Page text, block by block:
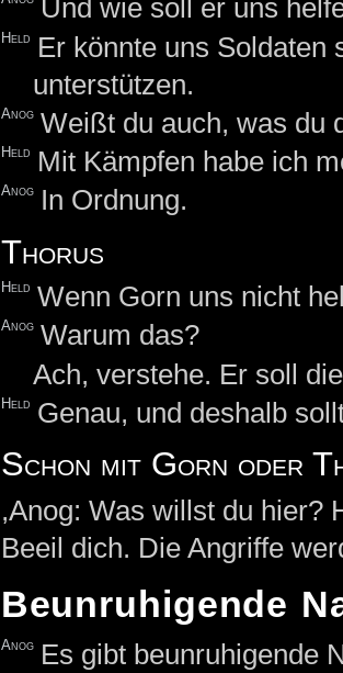
Und wie soll er uns
Held
Er könnte uns Soldaten
unterstützen.
Anog Weißt du auch, was du
Held Mit Kämpfen habe ich
Anog In Ordnung.
Thorus
Held Wenn Gorn uns nicht
Anog Warum das?
Ach, verstehe. Er soll
Held Genau, und deshalb
Schon mit Gorn oder
,Anog: Was willst du hier?
Beeil dich. Die Angriffe
Beunruhigende
Anog Es gibt beunruhigende